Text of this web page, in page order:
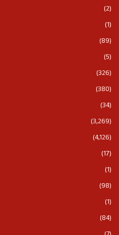
(2)
(1)
(89)
(5)
(326)
(380)
(34)
(3,269)
(4,126)
(17)
(1)
(98)
(1)
(84)